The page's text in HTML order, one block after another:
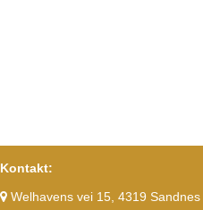
Kontakt:
Welhavens vei 15, 4319 Sandnes